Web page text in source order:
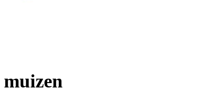
muizen